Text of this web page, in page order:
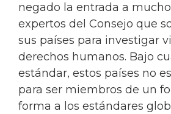
negado la entrada a
expertos del Consejo que
sus países para investigar
derechos humanos. Bajo
estándar, estos países no
para ser miembros de un
forma a los estándares